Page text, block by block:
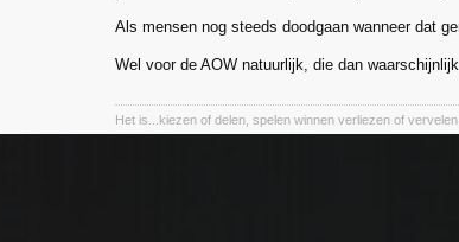
Als mensen nog steeds doodgaan wanneer dat
Wel voor de AOW natuurlijk, die dan
Het is...kiezen of delen, spelen winnen verliezen of